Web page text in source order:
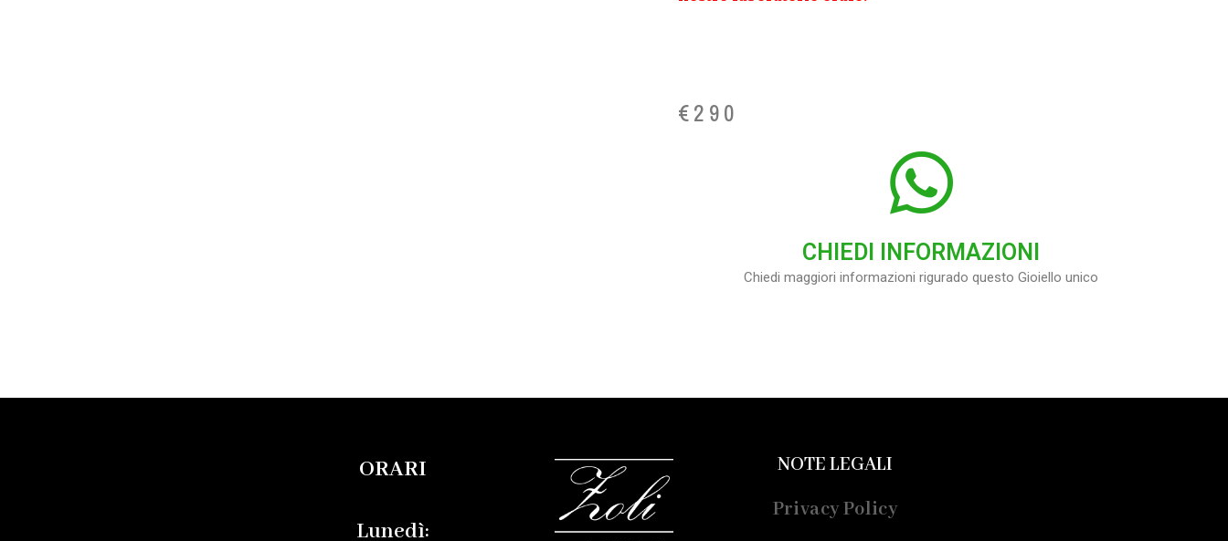
€290
CHIEDI INFORMAZIONI
Chiedi maggiori informazioni rigurado questo Gioiello unico
ORARI
Lunedì:
NOTE LEGALI
Privacy Policy